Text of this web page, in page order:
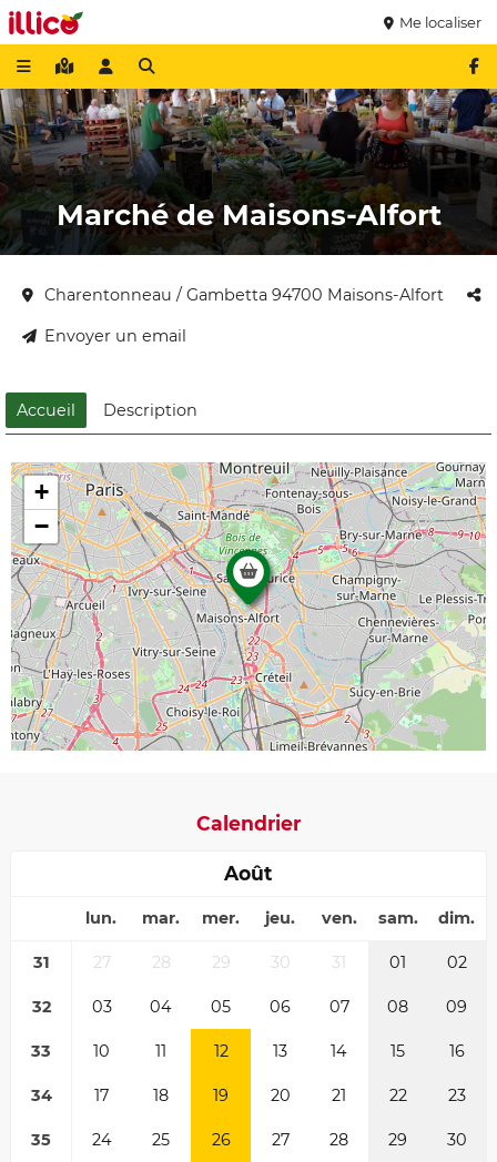
Me localiser
Marché de Maisons-Alfort
Charentonneau / Gambetta 94700 Maisons-Alfort
Envoyer un email
Accueil Description
+
−
Calendrier
Août
lun. mar. mer. jeu. ven. sam. dim.
31 27 28 29 30 31 01 02
32 03 04 05 06 07 08 09
33 10 11 12 13 14 15 16
34 17 18 19 20 21 22 23
35 24 25 26 27 28 29 30